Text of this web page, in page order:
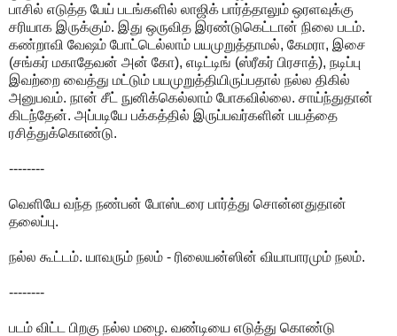
பாசில் எடுத்த பேய் படங்களில் லாஜிக் பார்த்தாலும் ஒரளவுக்கு
சரியாக இருக்கும். இது ஒருவித இரண்டுகெட்டான் நிலை படம்.
கண்றாவி வேஷம் போட்டெல்லாம் பயமுறுத்தாமல், கேமரா, இசை
(சங்கர் மகாதேவன் அன் கோ), எடிட்டிங் (ஸ்ரீகர் பிரசாத்), நடிப்பு
இவற்றை வைத்து மட்டும் பயமுறுத்தியிருப்பதால் நல்ல திகில்
அனுபவம். நான் சீட் நுனிக்கெல்லாம் போகவில்லை. சாய்ந்துதான்
கிடந்தேன். அப்படியே பக்கத்தில் இருப்பவர்களின் பயத்தை
ரசித்துக்கொண்டு.
--------
வெளியே வந்த நண்பன் போஸ்டரை பார்த்து சொன்னதுதான்
தலைப்பு.
நல்ல கூட்டம். யாவரும் நலம் - ரிலையன்ஸின் வியாபாரமும் நலம்.
--------
படம் விட்ட பிறகு நல்ல மழை. வண்டியை எடுத்து கொண்டு